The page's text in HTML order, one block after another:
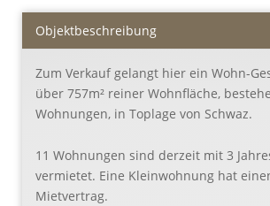
Objekt­beschreibung
Zum Verkauf gelangt hier ein Wohn-
über 757m² reiner Wohnfläche,
Wohnungen, in Toplage von Schwaz.
11 Wohnungen sind derzeit mit 3
vermietet. Eine Kleinwohnung hat
Mietvertrag.